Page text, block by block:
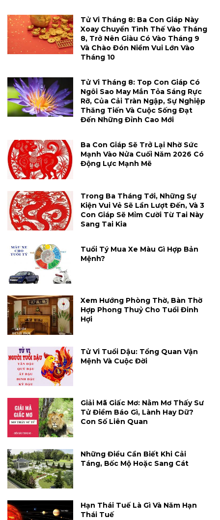
Tử Vi Tháng 8: Ba Con Giáp Này
Xoay Chuyển Tình Thế Vào Tháng
8, Trở Nên Giàu Có Vào Tháng 9
Và Chào Đón Niềm Vui Lớn Vào
Tháng 10
Tử Vi Tháng 8: Top Con Giáp Có
Ngôi Sao May Mắn Tỏa Sáng Rực
Rỡ, Của Cải Tràn Ngập, Sự Nghiệp
Thăng Tiến Và Cuộc Sống Đạt
Đến Những Đỉnh Cao Mới
Ba Con Giáp Sẽ Trở Lại Nhờ Sức
Mạnh Vào Nửa Cuối Năm 2026 Có
Động Lực Mạnh Mẽ
Trong Ba Tháng Tới, Những Sự
Kiện Vui Vẻ Sẽ Lần Lượt Đến, Và 3
Con Giáp Sẽ Mỉm Cười Từ Tai Này
Sang Tai Kia
Tuổi Tý Mua Xe Màu Gì Hợp Bản
Mệnh?
Xem Hướng Phòng Thờ, Bàn Thờ
Hợp Phong Thuỷ Cho Tuổi Đinh
Hợi
Tử Vi Tuổi Dậu: Tổng Quan Vận
Mệnh Và Cuộc Đời
Giải Mã Giấc Mơ: Nằm Mơ Thấy Sư
Tử Điềm Báo Gì, Lành Hay Dữ?
Con Số Liên Quan
Những Điều Cần Biết Khi Cải
Táng, Bốc Mộ Hoặc Sang Cát
Hạn Thái Tuế Là Gì Và Năm Hạn
Thái Tuế